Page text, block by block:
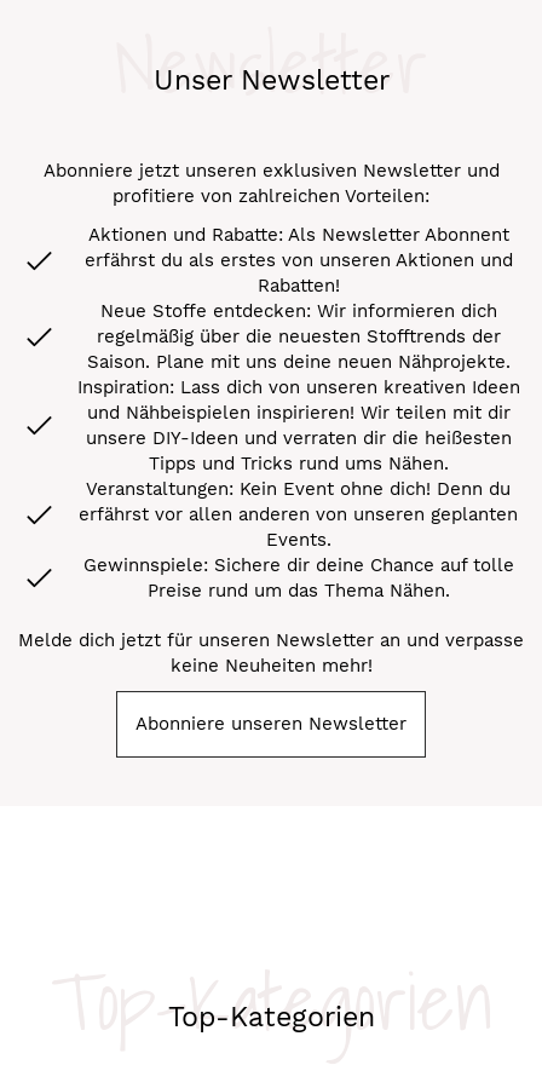
Unser Newsletter
Newsletter
Abonniere jetzt unseren exklusiven Newsletter und
profitiere von zahlreichen Vorteilen:
Aktionen und Rabatte: Als Newsletter Abonnent
erfährst du als erstes von unseren Aktionen und
Rabatten!
Neue Stoffe entdecken: Wir informieren dich
regelmäßig über die neuesten Stofftrends der
Saison. Plane mit uns deine neuen Nähprojekte.
Inspiration: Lass dich von unseren kreativen Ideen
und Nähbeispielen inspirieren! Wir teilen mit dir
unsere DIY-Ideen und verraten dir die heißesten
Tipps und Tricks rund ums Nähen.
Veranstaltungen: Kein Event ohne dich! Denn du
erfährst vor allen anderen von unseren geplanten
Events.
Gewinnspiele: Sichere dir deine Chance auf tolle
Preise rund um das Thema Nähen.
Melde dich jetzt für unseren Newsletter an und verpasse
keine Neuheiten mehr!
Abonniere unseren Newsletter
Top-Kategorien
Top-Kategorien